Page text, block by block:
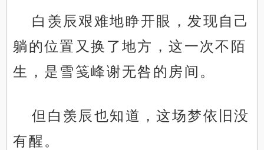
白羡辰艰难地睁开眼，发现自己
躺的位置又换了地方，这一次不陌
生，是雪笺峰谢无咎的房间。
但白羡辰也知道，这场梦依旧没
有醒。